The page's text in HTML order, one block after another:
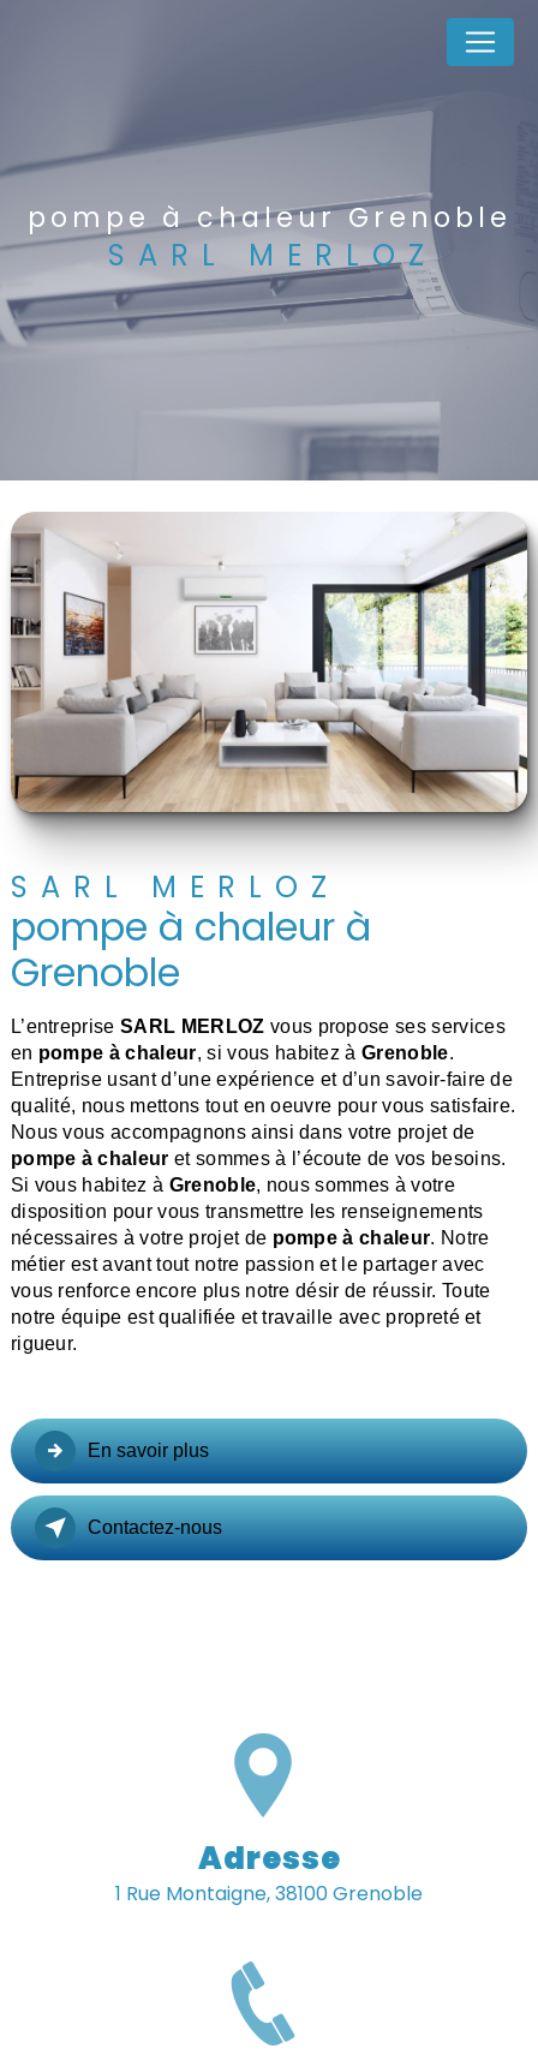
pompe à chaleur Grenoble
SARL MERLOZ
SARL MERLOZ
pompe à chaleur à
Grenoble
L’entrepriseSARL MERLOZ vous propose ses services
en pompe à chaleur, si vous habitez àGrenoble.
Entreprise usant d’une expérience et d’un savoir-faire de
qualité, nous mettons tout en oeuvre pour vous satisfaire.
Nous vous accompagnons ainsi dans votre projet de
pompe à chaleur et sommes à l’écoute de vos besoins.
Si vous habitez à Grenoble, nous sommes à votre
disposition pour vous transmettre les renseignements
nécessaires à votre projet de pompe à chaleur. Notre
métier est avant tout notre passion et le partager avec
vous renforce encore plus notre désir de réussir. Toute
notre équipe est qualifiée et travaille avec propreté et
rigueur.
En savoir plus
Contactez-nous
Adresse
1 Rue Montaigne, 38100 Grenoble